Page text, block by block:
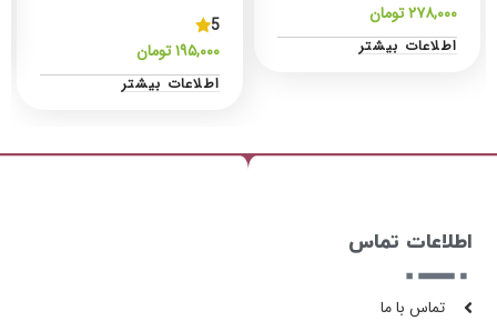
۲۷۸,۰۰۰تومان
اطلاعات بیشتر
5
۱۹۵,۰۰۰تومان
اطلاعات بیشتر
اطلاعات تماس
تماس با ما